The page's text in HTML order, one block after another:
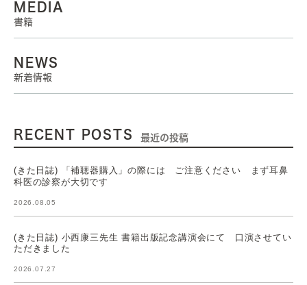
MEDIA
書籍
NEWS
新着情報
RECENT POSTS 最近の投稿
(きた日誌) 「補聴器購入」の際には ご注意ください まず耳鼻
科医の診察が大切です
2026.08.05
(きた日誌) 小西康三先生 書籍出版記念講演会にて 口演させてい
ただきました
2026.07.27